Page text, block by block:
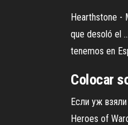
Hearthstone -
que desoló el
tenemos en
Colocar
Если уж
Heroes of